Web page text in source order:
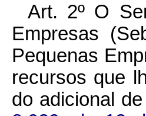
Art. 2º O
Empresas
Pequenas
recursos que
do adicional